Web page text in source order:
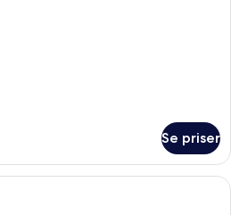
Se priser
Ett hotellrum med en stor säng,